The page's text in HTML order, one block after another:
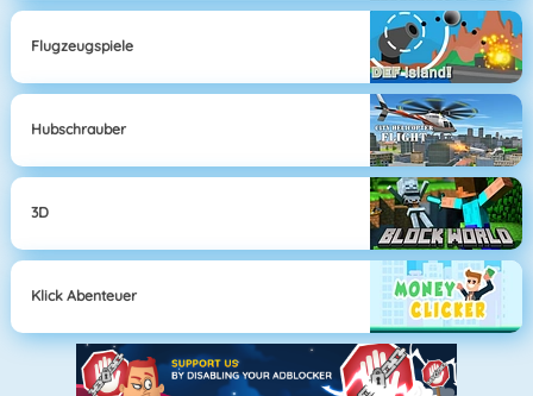
Flugzeugspiele
Hubschrauber
3D
Klick Abenteuer